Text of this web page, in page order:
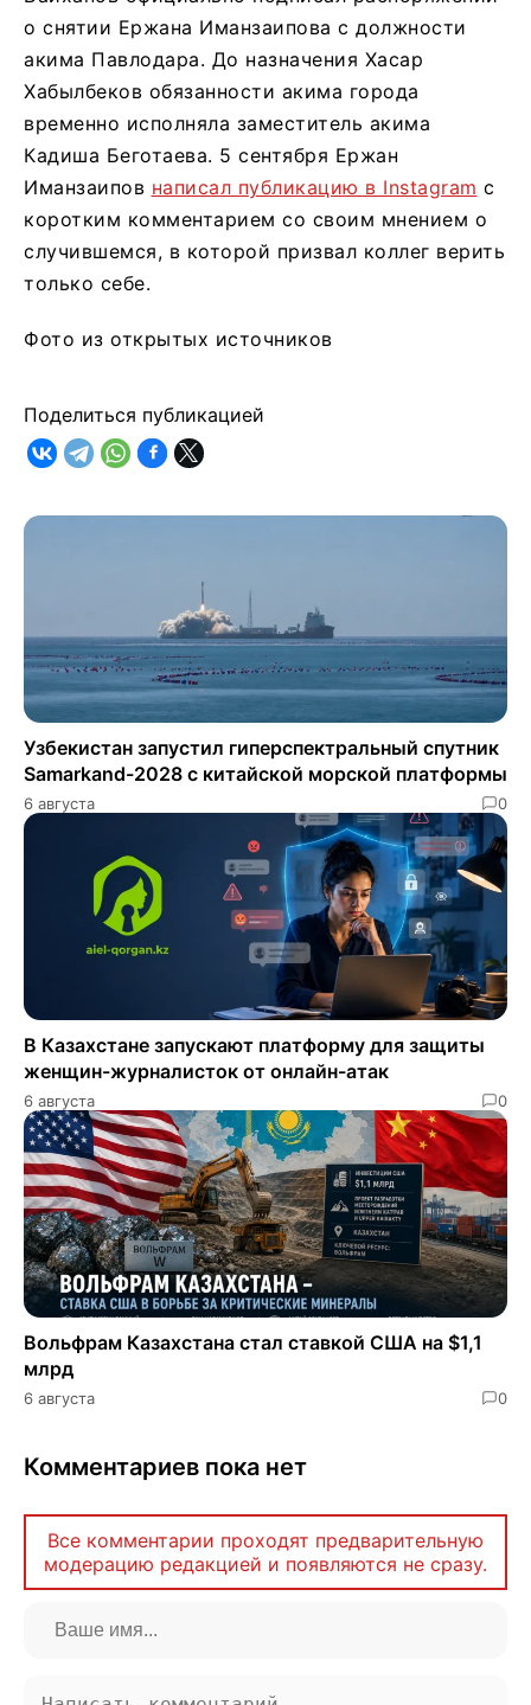
о снятии Ержана Иманзаипова с должности
акима Павлодара. До назначения Хасар
Хабылбеков обязанности акима города
временно исполняла заместитель акима
Кадиша Беготаева. 5 сентября Ержан
Иманзаипов написал публикацию в Instagram с
коротким комментарием со своим мнением о
случившемся, в которой призвал коллег верить
только себе.
Фото из открытых источников
Поделиться публикацией
Узбекистан запустил гиперспектральный спутник
Samarkand-2028 с китайской морской платформы
6 августа 0
В Казахстане запускают платформу для защиты
женщин-журналисток от онлайн-атак
6 августа 0
​​Вольфрам Казахстана стал ставкой США на $1,1
млрд
6 августа 0
Комментариев пока нет
Все комментарии проходят предварительную
модерацию редакцией и появляются не сразу.